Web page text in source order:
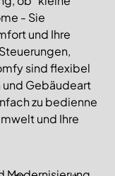
- Sie
und Ihre
sind flexibel
und Gebäudeart
zu bedienne
und Ihre